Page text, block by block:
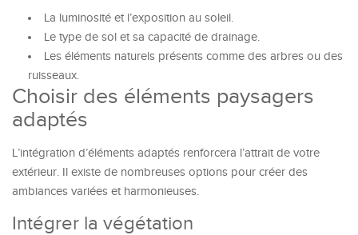
La luminosité et l’exposition au soleil.
Le type de sol et sa capacité de drainage.
Les éléments naturels présents comme des arbres ou des
ruisseaux.
Choisir des éléments paysagers
adaptés
L’intégration d’éléments adaptés renforcera l’attrait de votre
extérieur. Il existe de nombreuses options pour créer des
ambiances variées et harmonieuses.
Intégrer la végétation